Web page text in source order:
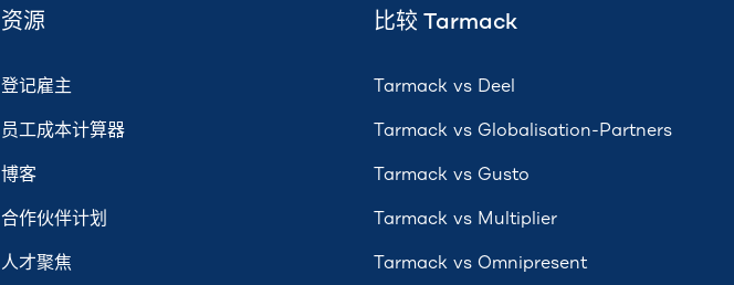
资源
登记雇主
员工成本计算器
博客
合作伙伴计划
人才聚焦
比较 Tarmack
Tarmack vs Deel
Tarmack vs Globalisation-Partners
Tarmack vs Gusto
Tarmack vs Multiplier
Tarmack vs Omnipresent